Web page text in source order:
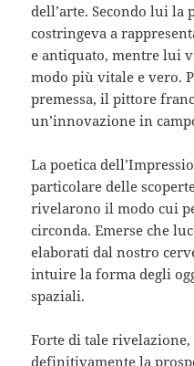
dell’arte. Secondo lui la
costringeva a
e antiquato, mentre lui
modo più vitale e vero.
premessa, il pittore
un’innovazione in
La poetica
particolare delle
rivelarono il modo cui
circonda. Emerse che
elaborati dal nostro
intuire la forma degli
spaziali.
Forte di tale
definitivamente la